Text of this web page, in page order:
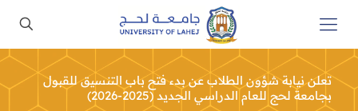
تعلن نيابة شؤون الطلاب عن بدء فتح باب التنسيق للقبول
بجامعة لحج للعام الدراسي الجديد (2025-2026)